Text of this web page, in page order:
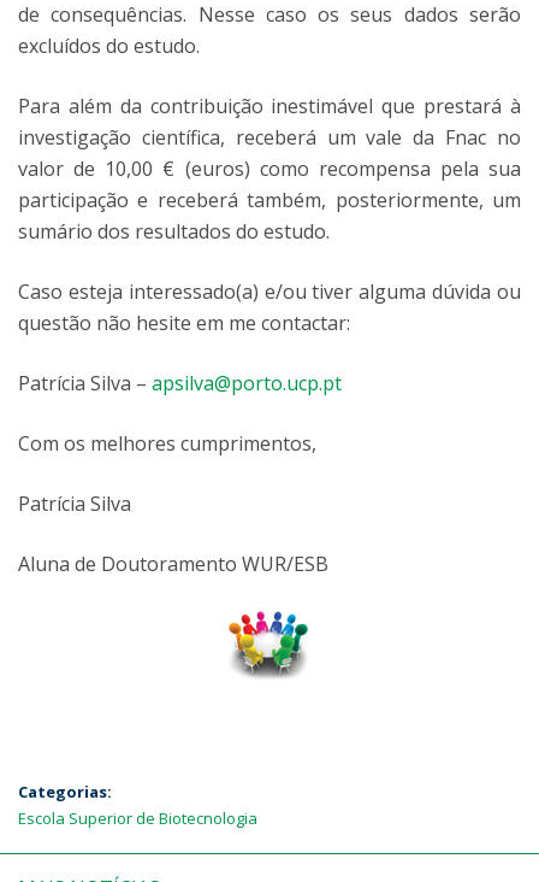
de consequências. Nesse caso os seus dados serão
excluídos do estudo.
Para além da contribuição inestimável que prestará à
investigação científica, receberá um vale da Fnac no
valor de 10,00 € (euros) como recompensa pela sua
participação e receberá também, posteriormente, um
sumário dos resultados do estudo.
Caso esteja interessado(a) e/ou tiver alguma dúvida ou
questão não hesite em me contactar:
Patrícia Silva – apsilva@porto.ucp.pt
Com os melhores cumprimentos,
Patrícia Silva
Aluna de Doutoramento WUR/ESB
Categorias:
Escola Superior de Biotecnologia